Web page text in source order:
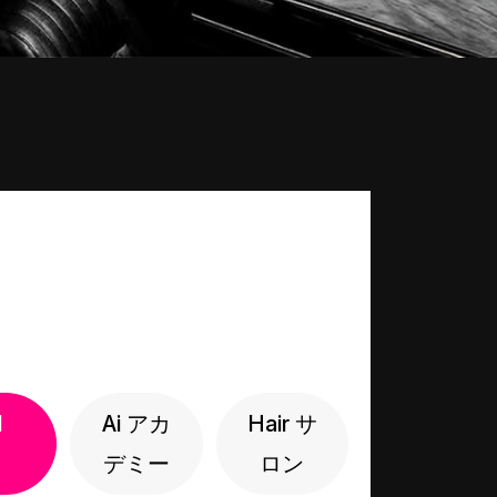
Ai アカ
デミー
Hair サ
ロン